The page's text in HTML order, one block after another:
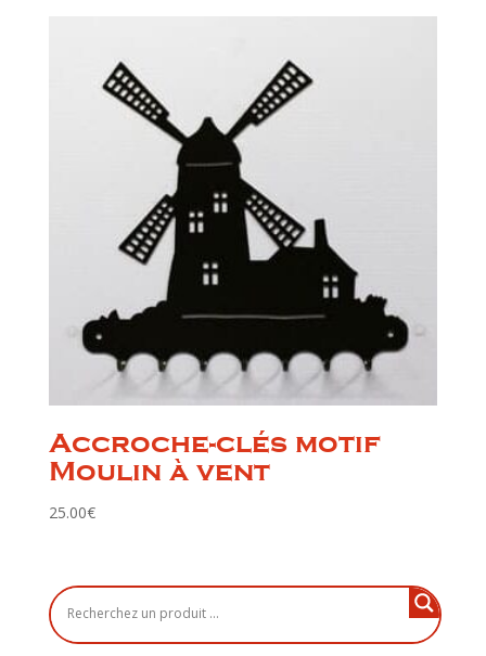
Accroche-clés motif
Moulin à vent
25.00€